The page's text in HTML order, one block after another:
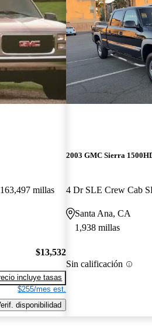
163,497 millas
$13,532
incluye tasas
$255/mes est.
disponibilidad
2003 GMC Sierra
4 Dr SLE Crew Cab
Santa Ana, CA
1,938 millas
Sin calificación